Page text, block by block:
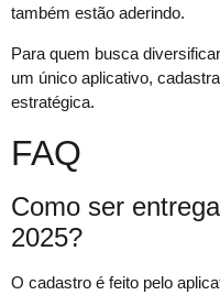
também estão aderindo.
Para quem busca
um único aplicativo,
estratégica.
FAQ
Como ser
2025?
O cadastro é feito pelo